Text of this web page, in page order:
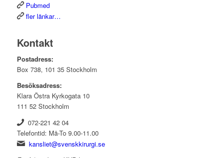
Pubmed
fler länkar…
Kontakt
Postadress:
Box 738, 101 35 Stockholm
Besöksadress:
Klara Östra Kyrkogata 10
111 52 Stockholm
072-221 42 04
Telefontid: Må-To 9.00-11.00
kansliet@svenskkirurgi.se